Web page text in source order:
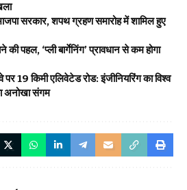
सरकार, शपथ ग्रहण समारोह में शामिल हुए
की पहल, ‘प्ली बार्गेनिंग’ प्रावधान से कम होगा
19 किमी एलिवेटेड रोड: इंजीनियरिंग का विश्व
अनोखा संगम